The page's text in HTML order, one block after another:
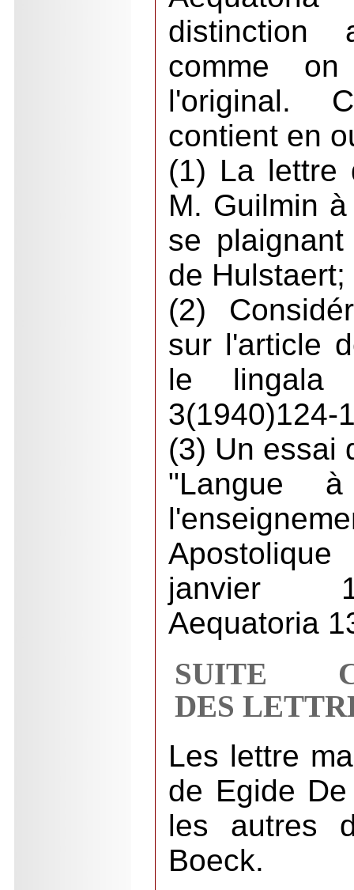
distinction
comme
l'original.
contient en
(1) La lettre
M. Guilmin
se
de Hulstaert;
(2)
sur l'article
le lingala
3(1940)124-
(3) Un essai
"Langue
janvier
Aequatoria
SUITE
DES
Les lettre
de Egide
les autres
Boeck.